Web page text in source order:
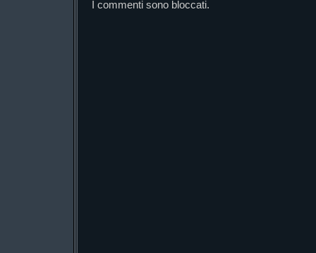
I commenti sono bloccati.